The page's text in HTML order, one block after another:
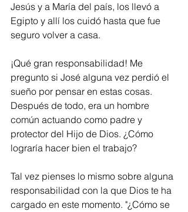
Jesús y a María del país, los llevó a
Egipto y allí los cuidó hasta que fue
seguro volver a casa.
¡Qué gran responsabilidad! Me
pregunto si José alguna vez perdió el
sueño por pensar en estas cosas.
Después de todo, era un hombre
común actuando como padre y
protector del Hijo de Dios. ¿Cómo
lograría hacer bien el trabajo?
Tal vez pienses lo mismo sobre alguna
responsabilidad con la que Dios te ha
cargado en este momento. "¿Cómo se